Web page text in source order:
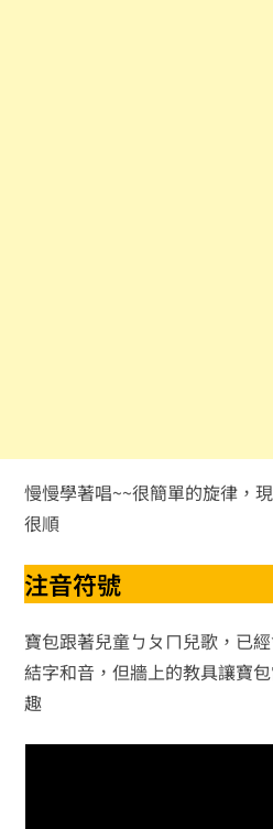
慢慢學著唱~~很簡單的旋律，
很順
注音符號
寶包跟著兒童ㄅㄆㄇ兒歌，已
結字和音，但牆上的教具讓寶
趣